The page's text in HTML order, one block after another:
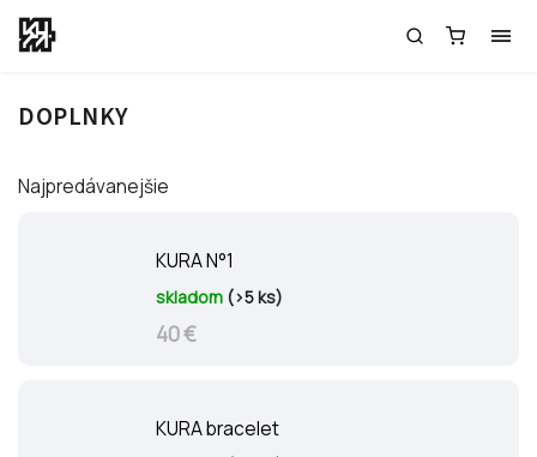
DOPLNKY
Najpredávanejšie
KURA N°1
skladom (>5 ks)
40 €
KURA bracelet